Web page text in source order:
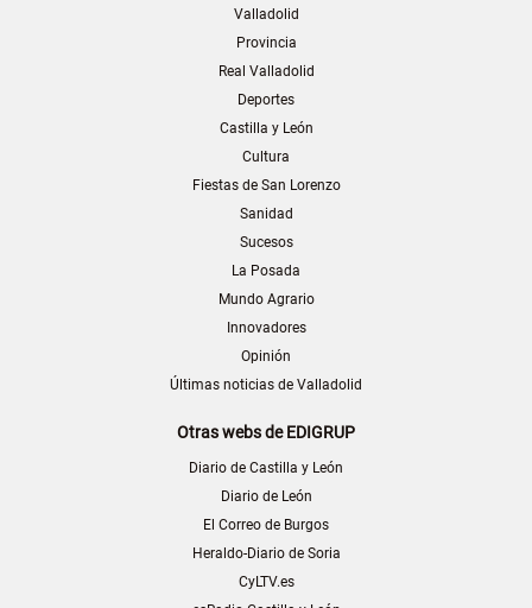
Valladolid
Provincia
Real Valladolid
Deportes
Castilla y León
Cultura
Fiestas de San Lorenzo
Sanidad
Sucesos
La Posada
Mundo Agrario
Innovadores
Opinión
Últimas noticias de Valladolid
Otras webs de EDIGRUP
Diario de Castilla y León
Diario de León
El Correo de Burgos
Heraldo-Diario de Soria
CyLTV.es